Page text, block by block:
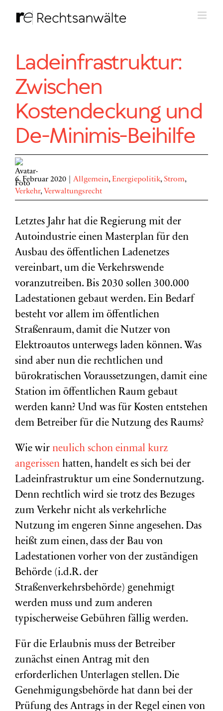
Inhalt
Ladeinfrastruktur:
Zwischen
Kostendeckung und
De-Minimis-Beihilfe
6. Februar 2020 Allgemein, Energiepolitik, Strom,
Verkehr, Verwaltungsrecht
Letztes Jahr hat die Regierung mit der
Autoindustrie einen Masterplan für den
Ausbau des öffentlichen Ladenetzes
vereinbart, um die Verkehrswende
voranzutreiben. Bis 2030 sollen 300.000
Ladestationen gebaut werden. Ein Bedarf
besteht vor allem im öffentlichen
Straßenraum, damit die Nutzer von
Elektroautos unterwegs laden können. Was
sind aber nun die rechtlichen und
bürokratischen Voraussetzungen, damit eine
Station im öffentlichen Raum gebaut
werden kann? Und was für Kosten entstehen
dem Betreiber für die Nutzung des Raums?
Wie wir neulich schon einmal kurz
angerissen hatten, handelt es sich bei der
Ladeinfrastruktur um eine Sondernutzung.
Denn rechtlich wird sie trotz des Bezuges
zum Verkehr nicht als verkehrliche
Nutzung im engeren Sinne angesehen. Das
heißt zum einen, dass der Bau von
Ladestationen vorher von der zuständigen
Behörde (i.d.R. der
Straßenverkehrsbehörde) genehmigt
werden muss und zum anderen
typischerweise Gebühren fällig werden.
Für die Erlaubnis muss der Betreiber
zunächst einen Antrag mit den
erforderlichen Unterlagen stellen. Die
Genehmigungsbehörde hat dann bei der
Prüfung des Antrags in der Regel einen von